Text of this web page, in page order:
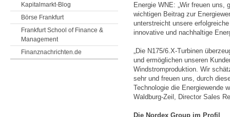
Energie WNE: „Wir freuen uns,
wichtigen Beitrag zur
unterstreicht unsere
innovative und nachhaltige
„Die N175/6.X-Turbinen
und ermöglichen unseren
Windstromproduktion. Wir
sehr und freuen uns, durch
Technologie die Energiewende
Waldburg-Zeil, Director Sales
Die Nordex Group im Profil
Kapitalmarkt-Blog
Börse Frankfurt
Frankfurt School of Finance &
Management
Finanznachrichten.de